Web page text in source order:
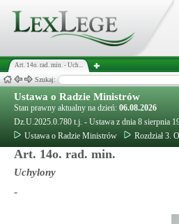
Art. 14o. rad. min. - Uch...
Szukaj:
Ustawa o Radzie Ministrów
Stan prawny aktualny na dzień: 06.08.2026
Dz.U.2025.0.780 t.j. - Ustawa z dnia 8 sierpnia
Ustawa o Radzie Ministrów
Rozdział 3.
Art. 14o. rad. min.
Uchylony
-